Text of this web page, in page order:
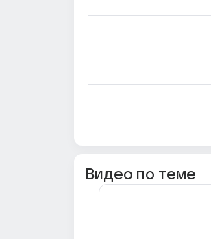
Видео по теме